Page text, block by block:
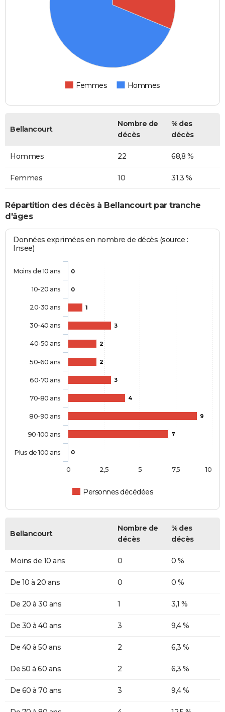
Femmes Hommes
Bellancourt
Nombre de
décès
% des
décès
Hommes 22 68,8 %
Femmes 10 31,3 %
Répartition des décès à Bellancourt par tranche
d'âges
Données exprimées en nombre de décès (source :
Insee)
0
0
1
3
2
2
3
4
9
7
0
Personnes décédées
Moins de 10 ans
10-20 ans
20-30 ans
30-40 ans
40-50 ans
50-60 ans
60-70 ans
70-80 ans
80-90 ans
90-100 ans
Plus de 100 ans
0 10
2,5 5 7,5
Bellancourt
Nombre de
décès
% des
décès
Moins de 10 ans 0 0 %
De 10 à 20 ans 0 0 %
De 20 à 30 ans 1 3,1 %
De 30 à 40 ans 3 9,4 %
De 40 à 50 ans 2 6,3 %
De 50 à 60 ans 2 6,3 %
De 60 à 70 ans 3 9,4 %